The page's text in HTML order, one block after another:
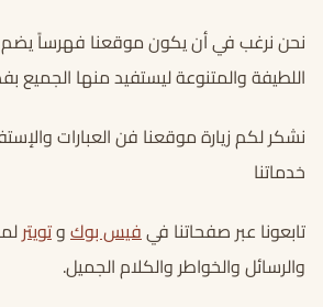
نحن نرغب في أن يكون موقعنا فهرساً يضم
اللطيفة والمتنوعة ليستفيد منها
نشكر لكم زيارة موقعنا فن العبارات
خدماتنا
تابعونا عبر صفحاتنا فيفيس بوكوتويتر
والرسائل والخواطر والكلام الجميل.